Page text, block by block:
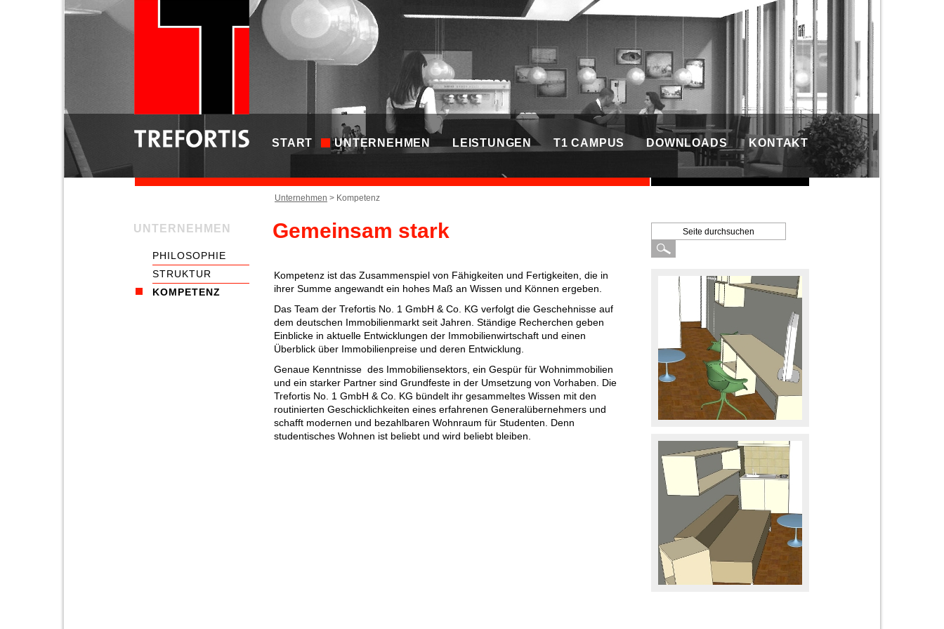
START UNTERNEHMEN LEISTUNGEN T1 CAMPUS DOWNLOADS KONTAKT
Unternehmen > Kompetenz
UNTERNEHMEN
PHILOSOPHIE
STRUKTUR
KOMPETENZ
Gemeinsam stark
Kompetenz ist das Zusammenspiel von Fähigkeiten und Fertigkeiten, die in
ihrer Summe angewandt ein hohes Maß an Wissen und Können ergeben.
Das Team der Trefortis No. 1 GmbH & Co. KG verfolgt die Geschehnisse auf
dem deutschen Immobilienmarkt seit Jahren. Ständige Recherchen geben
Einblicke in aktuelle Entwicklungen der Immobilienwirtschaft und einen
Überblick über Immobilienpreise und deren Entwicklung.
Genaue Kenntnisse des Immobiliensektors, ein Gespür für Wohnimmobilien
und ein starker Partner sind Grundfeste in der Umsetzung von Vorhaben. Die
Trefortis No. 1 GmbH & Co. KG bündelt ihr gesammeltes Wissen mit den
routinierten Geschicklichkeiten eines erfahrenen Generalübernehmers und
schafft modernen und bezahlbaren Wohnraum für Studenten. Denn
studentisches Wohnen ist beliebt und wird beliebt bleiben.